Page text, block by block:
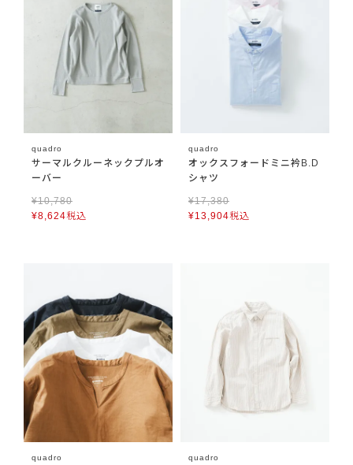
quadro
サーマルクルーネックプルオ
ーバー
¥10,780
¥8,624税込
quadro
オックスフォードミニ衿B.D
シャツ
¥17,380
¥13,904税込
quadro quadro